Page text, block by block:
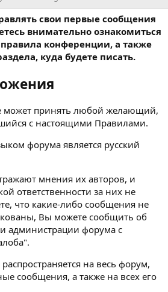
свои первые сообщения
внимательно ознакомиться
конференции, а также
куда будете писать.
может принять любой желающий,
с настоящими Правилами.
форума является русский
мнения их авторов, и
ответственности за них не
что какие-либо сообщения не
Вы можете сообщить об
администрации форума с
на весь форум,
сообщения, а также на всех его